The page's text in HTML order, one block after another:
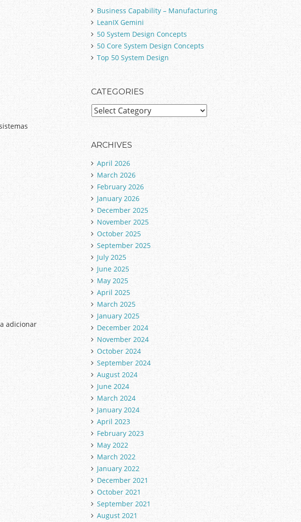
adicionar
Business Capability – Manufacturing
LeanIX Gemini
50 System Design Concepts
50 Core System Design Concepts
Top 50 System Design
CATEGORIES
C
t
e
o
r
i
e
s
ARCHIVES
April 2026
March 2026
February 2026
January 2026
December 2025
November 2025
October 2025
September 2025
July 2025
June 2025
May 2025
April 2025
March 2025
January 2025
December 2024
November 2024
October 2024
September 2024
August 2024
June 2024
March 2024
January 2024
April 2023
February 2023
May 2022
March 2022
January 2022
December 2021
October 2021
September 2021
August 2021